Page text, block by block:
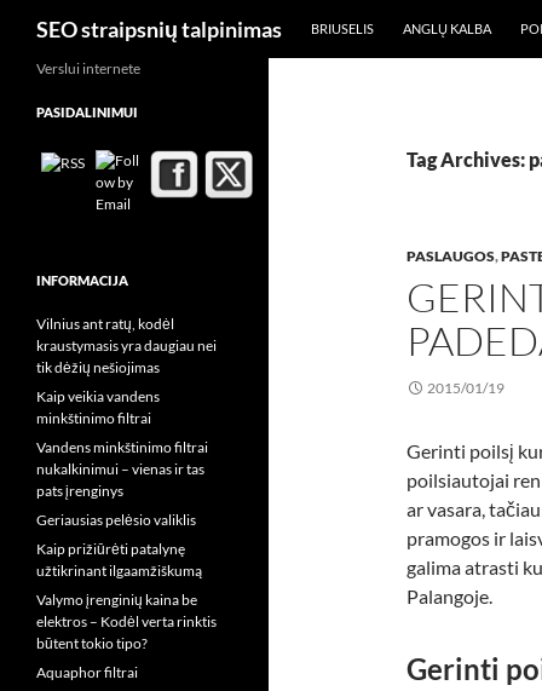
SEO straipsnių talpinimas BRIUSELIS ANGLŲ KALBA
Tag Archives:
PASLAUGOS,
2015/01/19
Gerinti poilsį
poilsiautojai
ar vasara,
pramogos ir
galima atrasti
Palangoje.
Gerinti
Verslui internete
PASIDALINIMUI
INFORMACIJA
Vilnius ant ratų, kodėl
kraustymasis yra daugiau nei
tik dėžių nešiojimas
Kaip veikia vandens
minkštinimo filtrai
Vandens minkštinimo filtrai
nukalkinimui – vienas ir tas
pats įrenginys
Geriausias pelėsio valiklis
Kaip prižiūrėti patalynę
užtikrinant ilgaamžiškumą
Valymo įrenginių kaina be
elektros – Kodėl verta rinktis
būtent tokio tipo?
Aquaphor filtrai